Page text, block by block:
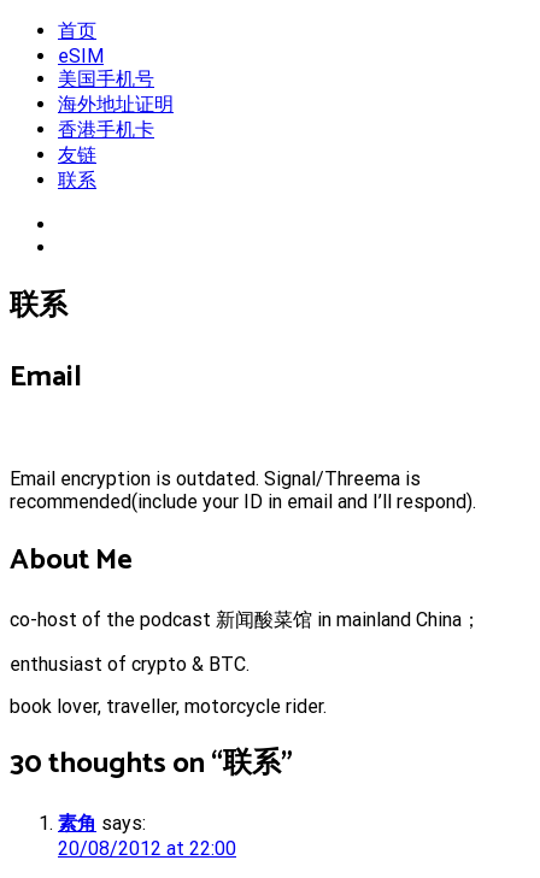
Skip
content
我是王掌柜
新闻酸菜馆|极客电台|自媒体联盟
首页
eSIM
美国手机号
海外地址证明
香港手机卡
友链
联系
联系
Email
Email encryption is outdated. Signal/Threema is
recommended(include your ID in email and I’ll respond).
About Me
co-host of the podcast 新闻酸菜馆 in mainland China；
enthusiast of crypto & BTC.
book lover, traveller, motorcycle rider.
30 thoughts on “联系”
素角 says:
20/08/2012 at 22:00